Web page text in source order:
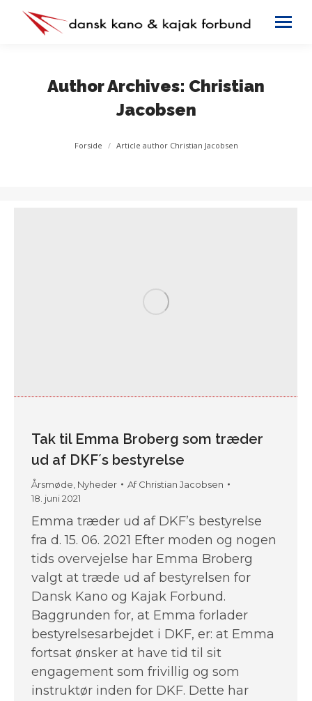
Author Archives: Christian
Jacobsen
You are here:
Forside Article author Christian Jacobsen
Tak til Emma Broberg som træder
ud af DKF´s bestyrelse
Årsmøde, Nyheder AfChristian Jacobsen
18. juni 2021
Emma træder ud af DKF’s bestyrelse
fra d. 15. 06. 2021 Efter moden og nogen
tids overvejelse har Emma Broberg
valgt at træde ud af bestyrelsen for
Dansk Kano og Kajak Forbund.
Baggrunden for, at Emma forlader
bestyrelsesarbejdet i DKF, er: at Emma
fortsat ønsker at have tid til sit
engagement som frivillig og som
instruktør inden for DKF. Dette har